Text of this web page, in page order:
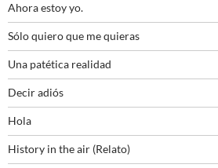
Ahora estoy yo.
Sólo quiero que me quieras
Una patética realidad
Decir adiós
Hola
History in the air (Relato)